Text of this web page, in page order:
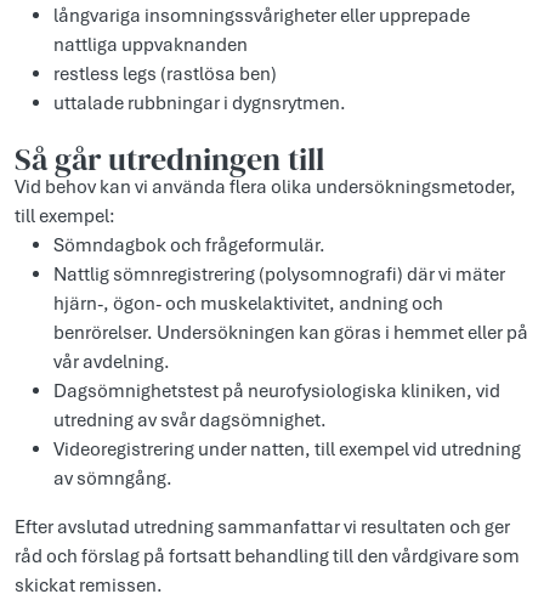
långvariga insomningssvårigheter eller upprepade
nattliga uppvaknanden
restless legs (rastlösa ben)
uttalade rubbningar i dygnsrytmen.
Så går utredningen till
Vid behov kan vi använda flera olika undersökningsmetoder,
till exempel:
Sömndagbok och frågeformulär.
Nattlig sömnregistrering (polysomnografi) där vi mäter
hjärn-, ögon- och muskelaktivitet, andning och
benrörelser. Undersökningen kan göras i hemmet eller på
vår avdelning.
Dagsömnighetstest på neurofysiologiska kliniken, vid
utredning av svår dagsömnighet.
Videoregistrering under natten, till exempel vid utredning
av sömngång.
Efter avslutad utredning sammanfattar vi resultaten och ger
råd och förslag på fortsatt behandling till den vårdgivare som
skickat remissen.